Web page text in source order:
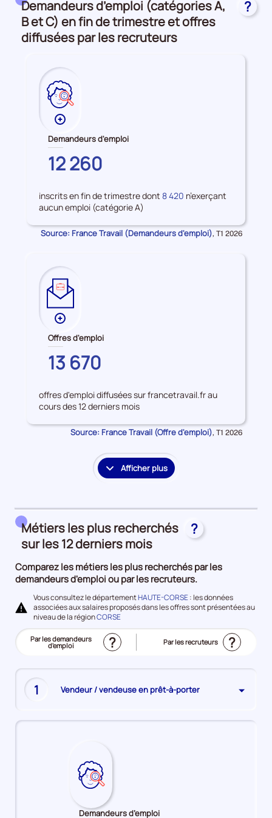
et
accès
l'emploi
Demandeurs d’emploi (catégories A,
B et C) en fin de trimestre et offres
diffusées par les recruteurs
?
Plus
de
données
sur
les
d'emploi
Demandeurs d'emploi
HAUTE-
CORSE
12 260
inscrits en fin de trimestre dont 8 420 n’exerçant
aucun emploi (catégorie A)
Source: France Travail (Demandeurs d'emploi), Données
T1 2026
Plus
de
données
sur
les
d'emploi
Offres d'emploi
HAUTE-
CORSE
13 670
offres d'emploi diffusées sur francetravail.fr au
cours des 12 derniers mois
Source: France Travail (Offre d'emploi), Données
T1 2026
Afficher plus
le
et
accès
l'emploi
Métiers les plus recherchés
sur les 12 derniers mois
?
Comparez les métiers les plus recherchés par les
demandeurs d'emploi ou par les recruteurs.
Vous consultez le départementHAUTE-CORSE: les données
associées aux salaires proposés dans les offres sont présentées au
niveau de la régionCORSE
Trier
plus
recherchés
Par les demandeurs
d'emploi
(Affichage ? Trier
métiers
recherchés
Par les recruteurs ?
1 Vendeur / vendeuse en prêt-à-porter
Demandeurs d’emploi